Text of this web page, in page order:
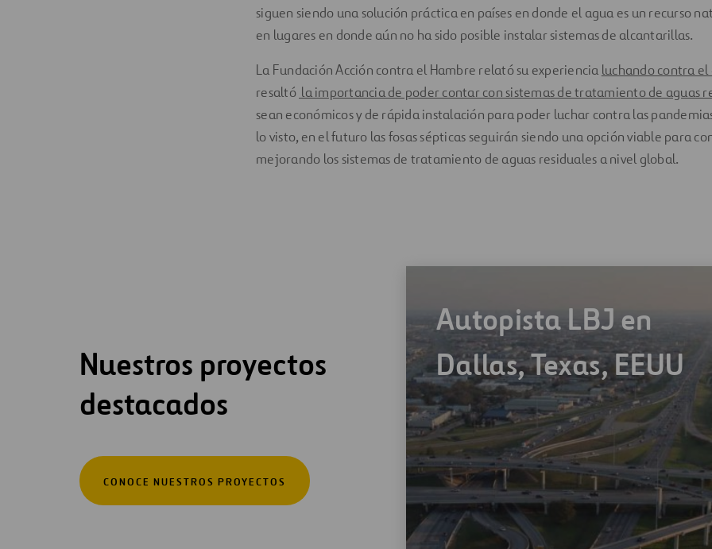
siguen siendo una solución práctica en países en donde el agua es un recurso
en lugares en donde aún no ha sido posible instalar sistemas de alcantarillas.
La Fundación Acción contra el Hambre relató su experiencia luchando contra
resaltó la importancia de poder contar con sistemas de tratamiento de aguas
sean económicos y de rápida instalación para poder luchar contra las
lo visto, en el futuro las fosas sépticas seguirán siendo una opción viable para
mejorando los sistemas de tratamiento de aguas residuales a nivel global.
Nuestros proyectos
destacados
CONOCE NUESTROS PROYECTOS
Autopista LBJ en
Dallas, Texas, EEUU